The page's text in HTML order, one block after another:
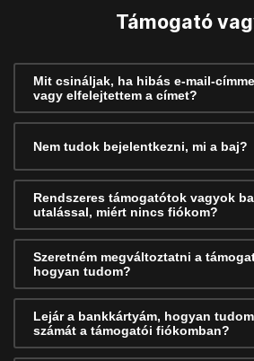
Támogató
Mit csináljak, ha hibás e-mail-
vagy elfelejtettem a címet?
Nem tudok bejelentkezni, mi a baj?
Rendszeres támogatótok vagyok
utalással, miért nincs fiókom?
Szeretném megváltoztatni a
hogyan tudom?
Lejár a bankkártyám, hogyan
számát a támogatói fiókomban?